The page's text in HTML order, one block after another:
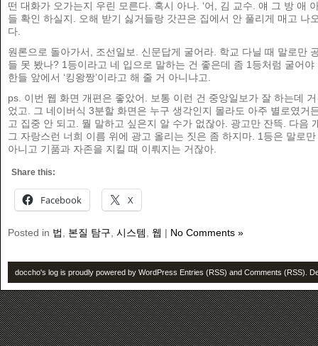
떤 대화가 오가는지 우린 모른다. 혹시 아나. ‘어, 김 교수. 얘 그 방 애
들 확인 하실지. 오해 받기 싫거들랑 갓끈은 집에서 안 풀리게 매고 나
다.
원론으로 돌아가서, 조선일보. 신문답게 굴어라. 학교 다닐 때 말로만
들 못 봤나? 1등이라고 네 입으로 말하는 건 좋은데 좀 1등처럼 굴어야
한들 앞에서 ‘킹왕짱’이라고 해 줄 거 아니냐고.
ps. 이번 웹 화면 개편은 좋았어. 보통 이런 건 중앙일보가 잘 하는데
었고. 그 네이버식 3분할 화면은 누구 생각인지 몰라도 아주 별로였거
고 집중 안 되고. 뭘 말하고 싶은지 알 수가 없잖아. 광고만 잔뜩. 다음
그 자랑스런 너희 이름 위에 광고 올리는 짓은 좀 하지마. 1등은 말로
아니고 기품과 자존을 지킬 때 이뤄지는 거잖아.
Share this:
Facebook X
Posted in 법 , 본질 탐구, 시스템 , 웹 No Comments »
doccho's log is proudly powered by WordPress Entries (RSS) and Comments (RSS) .